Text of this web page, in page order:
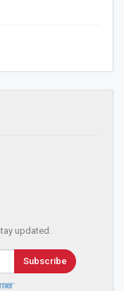
updated.
Subscribe